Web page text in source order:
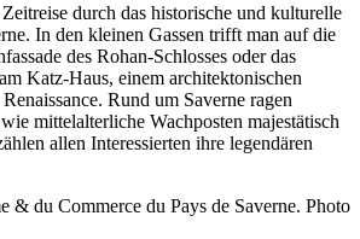
durch das historische und kulturelle
In den kleinen Gassen trifft man auf die
des Rohan-Schlosses oder das
Katz-Haus, einem architektonischen
Rund um Saverne ragen
mittelalterliche Wachposten majestätisch
allen Interessierten ihre legendären